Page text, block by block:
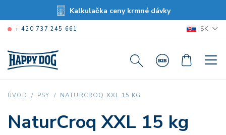
Kalkulačka ceny krmné dávky
+ 420 737 245 661 SK
ÚVOD PSY NATURCROQ XXL 15 KG
NaturCroq XXL 15 kg